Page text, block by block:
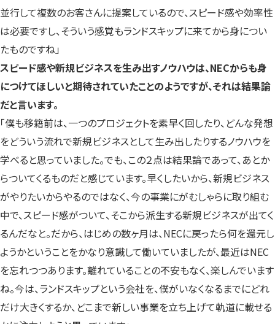
並行して複数のお客さんに提案しているので、スピード感や効率性
は必要ですし、そういう感覚もランドスキップに来てから身につい
たものですね」
スピード感や新規ビジネスを生み出すノウハウは、NECからも身
につけてほしいと期待されていたことのようですが、それは結果論
だと言います。
「僕も移籍前は、一つのプロジェクトを素早く回したり、どんな発想
をどういう流れで新規ビジネスとして生み出したりするノウハウを
学べると思っていました。でも、この２点は結果論であって、あとか
らついてくるものだと感じています。早くしたいから、新規ビジネス
がやりたいからやるのではなく、今の事業にがむしゃらに取り組む
中で、スピード感がついて、そこから派生する新規ビジネスが出てく
るんだなと。だから、はじめの数ヶ月は、NECに戻ったら何を還元し
ようかということをかなり意識して働いていましたが、最近はNEC
を忘れつつあります。離れていることの不安もなく、楽しんでいます
ね。今は、ランドスキップという会社を、僕がいなくなるまでにどれ
だけ大きくするか、どこまで新しい事業を立ち上げて軌道に載せる